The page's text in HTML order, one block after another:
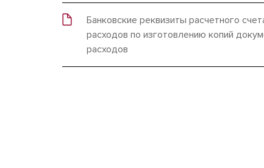
Банковские реквизиты расчетного
расходов по изготовлению копий
расходов